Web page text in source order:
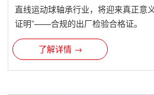
直线运动球轴承行业，将迎来真正意
证明”——合规的出厂检验合格证。
了解详情 →